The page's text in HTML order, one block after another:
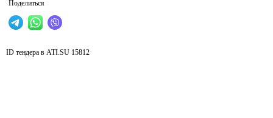
Поделиться
ID тендера в ATI.SU 15812